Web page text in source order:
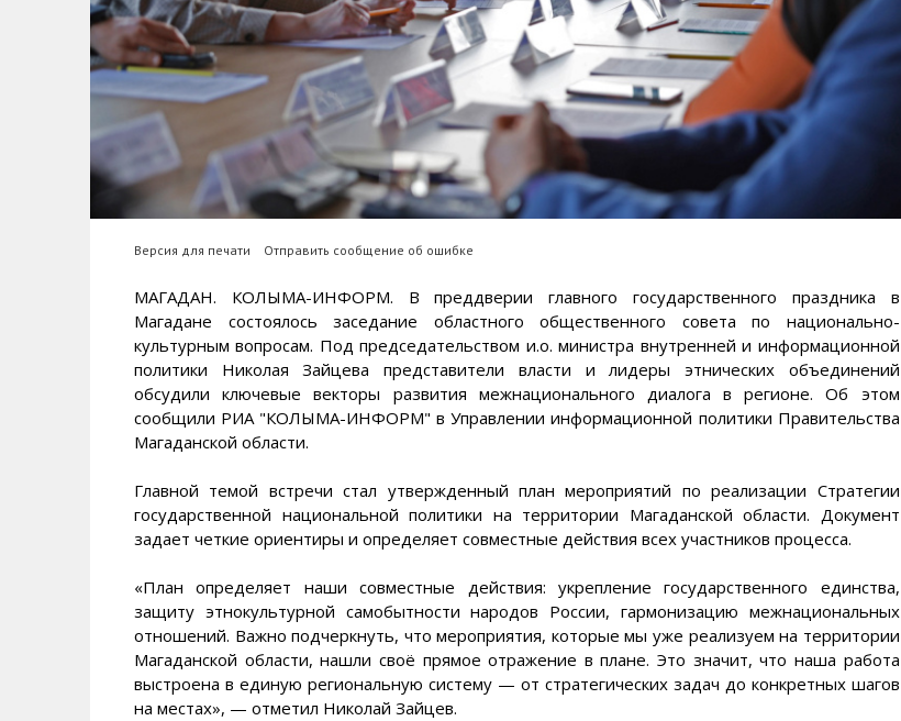
Версия для печати Отправить сообщение об ошибке
МАГАДАН. КОЛЫМА-ИНФОРМ. В преддверии главного государственного праздника в
Магадане состоялось заседание областного общественного совета по национально-
культурным вопросам. Под председательством и.о. министра внутренней и информационной
политики Николая Зайцева представители власти и лидеры этнических объединений
обсудили ключевые векторы развития межнационального диалога в регионе. Об этом
сообщили РИА "КОЛЫМА-ИНФОРМ" в Управлении информационной политики Правительства
Магаданской области.
Главной темой встречи стал утвержденный план мероприятий по реализации Стратегии
государственной национальной политики на территории Магаданской области. Документ
задает четкие ориентиры и определяет совместные действия всех участников процесса.
«План определяет наши совместные действия: укрепление государственного единства,
защиту этнокультурной самобытности народов России, гармонизацию межнациональных
отношений. Важно подчеркнуть, что мероприятия, которые мы уже реализуем на территории
Магаданской области, нашли своё прямое отражение в плане. Это значит, что наша работа
выстроена в единую региональную систему — от стратегических задач до конкретных шагов
на местах», — отметил Николай Зайцев.